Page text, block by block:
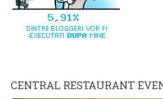
CENTRAL RESTAURANT